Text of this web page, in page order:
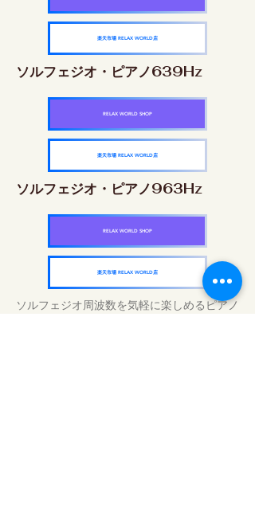
楽天市場 RELAX WORLD店
ソルフェジオ・ピアノ639Hz
RELAX WORLD SHOP
楽天市場 RELAX WORLD店
ソルフェジオ・ピアノ963Hz
RELAX WORLD SHOP
楽天市場 RELAX WORLD店
ソルフェジオ周波数を気軽に楽しめるピアノ